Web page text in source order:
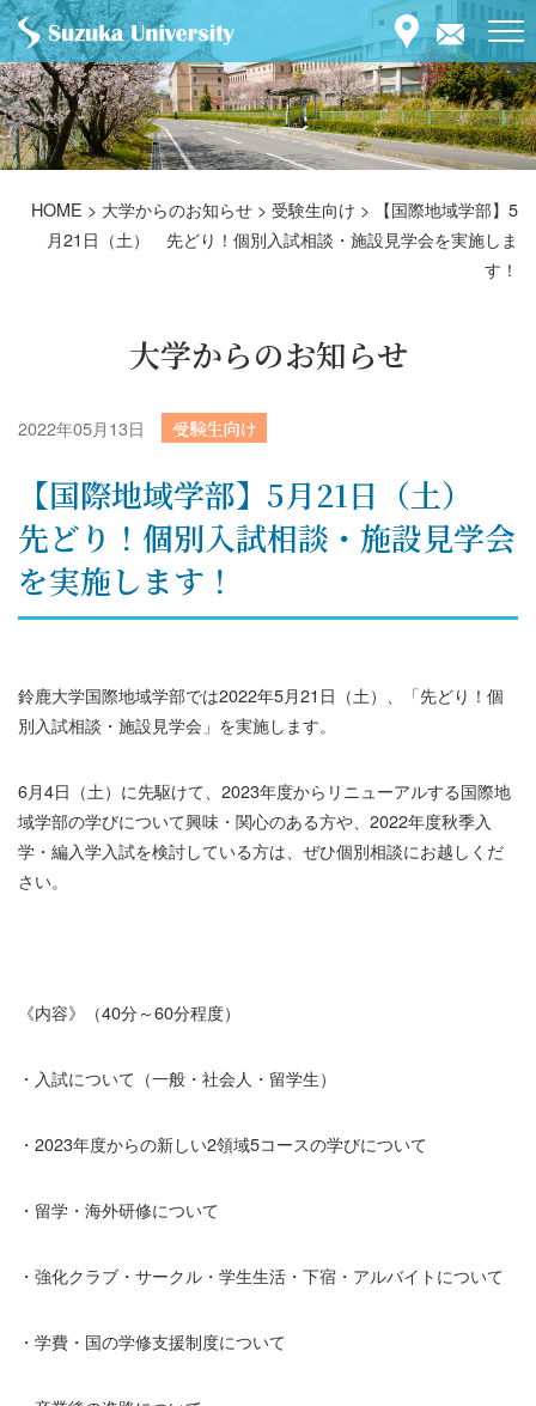
HOME > 大学からのお知らせ > 受験生向け >
【国際地域学部】5
月21日（土） 先どり！個別入試相談・施設見学会を実施しま
す！
大学からのお知らせ
2022年05月13日 受験生向け
【国際地域学部】5月21日（土）
先どり！個別入試相談・施設見学会
を実施します！
鈴鹿大学国際地域学部では2022年5月21日（土）、「先どり！個
別入試相談・施設見学会」を実施します。
6月4日（土）に先駆けて、2023年度からリニューアルする国際地
域学部の学びについて興味・関心のある方や、2022年度秋季入
学・編入学入試を検討している方は、ぜひ個別相談にお越しくだ
さい。
《内容》（40分～60分程度）
・入試について（一般・社会人・留学生）
・2023年度からの新しい2領域5コースの学びについて
・留学・海外研修について
・強化クラブ・サークル・学生生活・下宿・アルバイトについて
・学費・国の学修支援制度について